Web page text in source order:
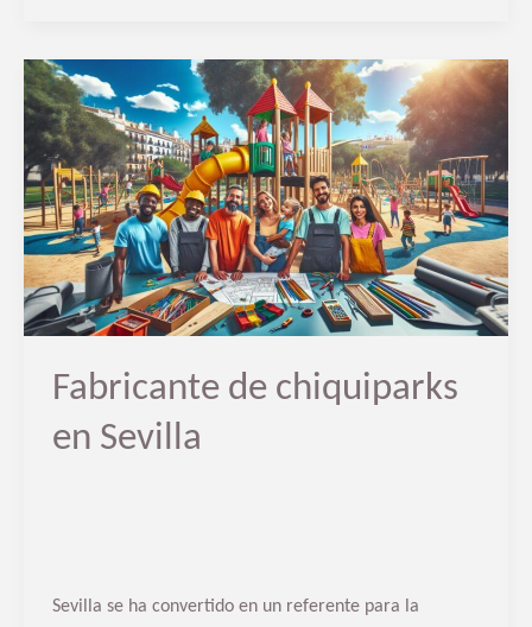
Fabricante de chiquiparks
en Sevilla
Sevilla se ha convertido en un referente para la
Fabricante
de
chiquiparks
en
Sevilla